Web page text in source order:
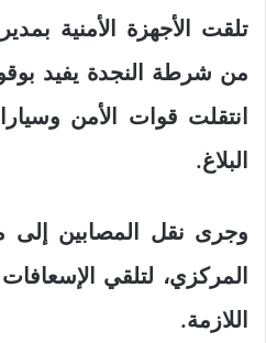
تلقت الأجهزة الأمنية
من شرطة النجدة يفيد
انتقلت قوات الأمن
البلاغ.
وجرى نقل المصابين إلى
المركزي، لتلقي الإسعافات
اللازمة.